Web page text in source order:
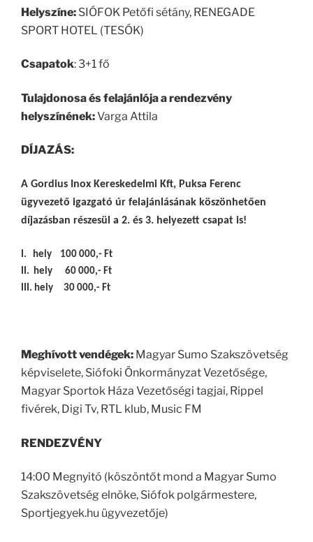
Helyszíne: SIÓFOK Petőfi sétány, RENEGADE
SPORT HOTEL (TESÓK)
Csapatok: 3+1 fő
Tulajdonosa és felajánlója a rendezvény
helyszínének:Varga Attila
DÍJAZÁS:
A Gordius Inox Kereskedelmi Kft, Puksa Ferenc
ügyvezető igazgató úr felajánlásának köszönhetően
díjazásban részesül a 2. és 3. helyezett csapat is!
I. hely 100 000,- Ft
II. hely 60 000,- Ft
III. hely 30 000,- Ft
Meghívott vendégek: Magyar Sumo Szakszövetség
képviselete, Siófoki Önkormányzat Vezetősége,
Magyar Sportok Háza Vezetőségi tagjai, Rippel
fivérek, Digi Tv, RTL klub, Music FM
RENDEZVÉNY
14:00 Megnyitó (köszöntőt mond a Magyar Sumo
Szakszövetség elnöke, Siófok polgármestere,
Sportjegyek.hu ügyvezetője)